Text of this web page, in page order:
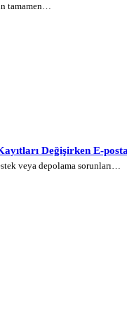
tamamen…
Değişirken E-
veya depolama sorunları…